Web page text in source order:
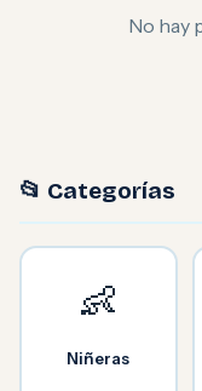
No hay
📂 Categorías
👶
Niñeras